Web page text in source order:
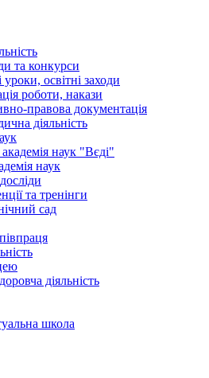
та конкурси
уроки, освітні заходи
роботи, накази
правова документація
діяльність
наук "Вєді"
наук
та тренінги
сад
діяльність
школа